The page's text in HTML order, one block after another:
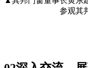
参观其